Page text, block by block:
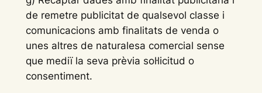
de remetre publicitat de qualsevol classe i
comunicacions amb finalitats de venda o
unes altres de naturalesa comercial sense
que mediï la seva prèvia sol·licitud o
consentiment.